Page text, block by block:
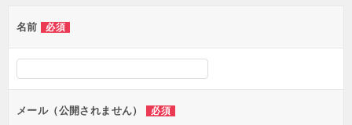
ー
シ
ン
名前 必須
メール（公開されません） 必須